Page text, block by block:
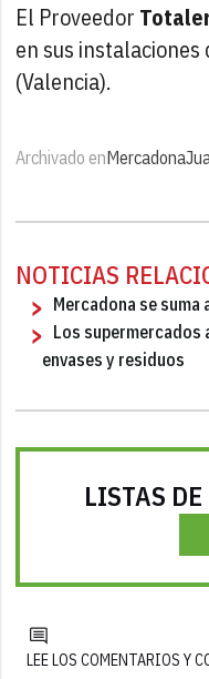
El Proveedor
en sus instalaciones
(Valencia).
Archivado enMercadona
NOTICIAS
Mercadona se suma
Los supermercados
envases y residuos
LISTAS
LEE LOS COMENTARIOS Y